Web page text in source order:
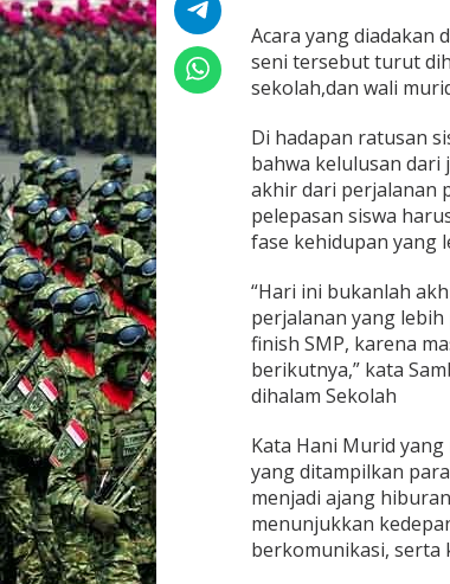
Acara yang diadakan
seni tersebut turut
sekolah,dan wali
Di hadapan ratusan
bahwa kelulusan
akhir dari perjalanan
pelepasan siswa
fase kehidupan yang
“Hari ini bukanlah
perjalanan yang
finish SMP, karena
berikutnya,” kata
dihalam Sekolah
Kata Hani Murid
yang ditampilkan
menjadi ajang
menunjukkan
berkomunikasi, serta